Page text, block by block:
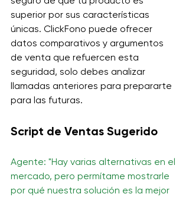
superior por sus características
únicas. ClickFono puede ofrecer
datos comparativos y argumentos
de venta que refuercen esta
seguridad, solo debes analizar
llamadas anteriores para prepararte
para las futuras.
Script de Ventas Sugerido
Agente: "Hay varias alternativas en el
mercado, pero permítame mostrarle
por qué nuestra solución es la mejor